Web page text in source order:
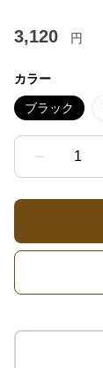
3,120 円
カラー
ブラック
1